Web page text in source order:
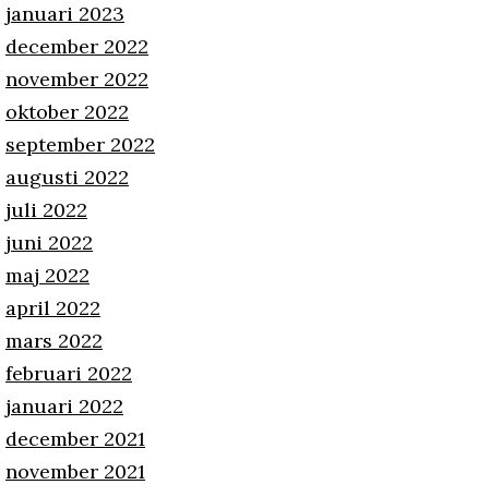
januari 2023
december 2022
november 2022
oktober 2022
september 2022
augusti 2022
juli 2022
juni 2022
maj 2022
april 2022
mars 2022
februari 2022
januari 2022
december 2021
november 2021